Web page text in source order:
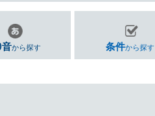
から探す 条件から探す